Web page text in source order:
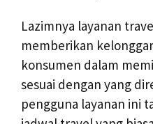
Lazimnya layanan
memberikan
konsumen dalam
sesuai dengan yang
pengguna layanan ini